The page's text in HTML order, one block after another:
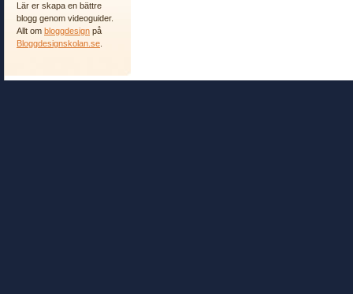
Lär er skapa en bättre
blogg genom videoguider.
Allt om bloggdesign på
Bloggdesignskolan.se